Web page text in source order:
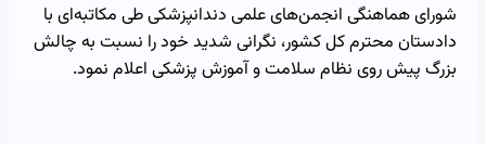
شورای هماهنگی انجمن‌های علمی دندانپزشکی طی مکاتبه‌ای با
دادستان محترم کل کشور، نگرانی شدید خود را نسبت به چالش
بزرگ پیش روی نظام سلامت و آموزش پزشکی اعلام نمود.